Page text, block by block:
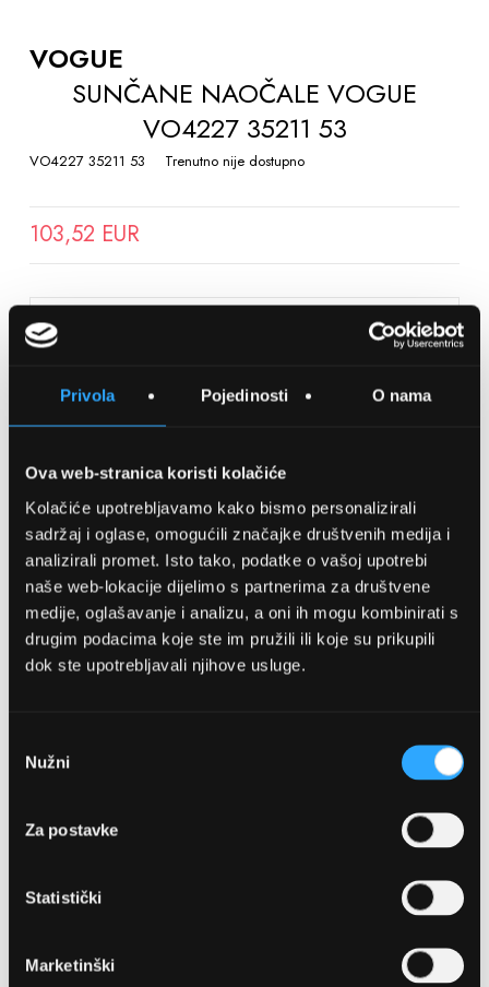
Privola Pojedinosti O nama
Ova web-stranica koristi kolačiće
Kolačiće upotrebljavamo kako bismo personalizirali
sadržaj i oglase, omogućili značajke društvenih medija i
analizirali promet. Isto tako, podatke o vašoj upotrebi
naše web-lokacije dijelimo s partnerima za društvene
medije, oglašavanje i analizu, a oni ih mogu kombinirati s
drugim podacima koje ste im pružili ili koje su prikupili
dok ste upotrebljavali njihove usluge.
pristanka
Nužni
Za postavke
Statistički
Marketinški
THE
BEGINNING
GALLERY
VOGUE
SUNČANE NAOČALE VOGUE
VO4227 35211 53
VO4227 35211 53 Trenutno nije dostupno
103,52 EUR
SPREMITE NA LISTU ŽELJA
Detalji
OPTIKA NJEGO, POSLOVNICA 1